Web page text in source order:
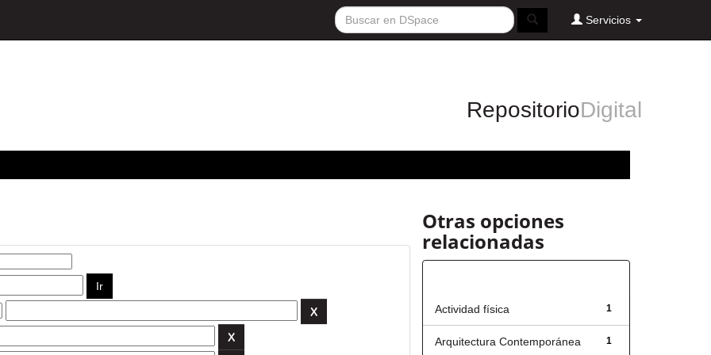
Servicios
RepositorioDigital
Otras opciones
relacionadas
1
Actividad física
1
Arquitectura Contemporánea